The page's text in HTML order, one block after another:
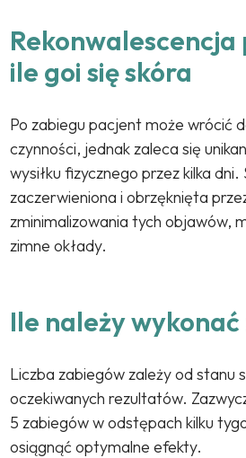
Rekonwalescencja
ile goi się skóra
Po zabiegu pacjent może wrócić
czynności, jednak zaleca się
wysiłku fizycznego przez kilka
zaczerwieniona i obrzęknięta
zminimalizowania tych objawów,
zimne okłady.
Ile należy
Liczba zabiegów zależy od stanu
oczekiwanych rezultatów.
5 zabiegów w odstępach kilku
osiągnąć optymalne efekty.